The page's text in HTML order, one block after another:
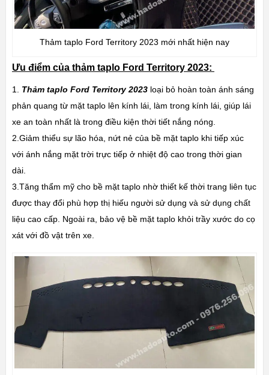
Thảm taplo Ford Territory 2023 mới nhất hiện nay
Ưu điểm của thảm taplo Ford Territory 2023:
1. Thảm taplo Ford Territory 2023 loại bỏ hoàn toàn ánh sáng
phản quang từ mặt taplo lên kính lái, làm trong kính lái, giúp lái
xe an toàn nhất là trong điều kiện thời tiết nắng nóng.
2.Giảm thiểu sự lão hóa, nứt nẻ của bề mặt taplo khi tiếp xúc
với ánh nắng mặt trời trực tiếp ở nhiệt độ cao trong thời gian
dài.
3.Tăng thẩm mỹ cho bề mặt taplo nhờ thiết kế thời trang liên tục
được thay đổi phù hợp thị hiếu người sử dụng và sử dụng chất
liệu cao cấp. Ngoài ra, bảo vệ bề mặt taplo khỏi trầy xước do cọ
xát với đồ vật trên xe.